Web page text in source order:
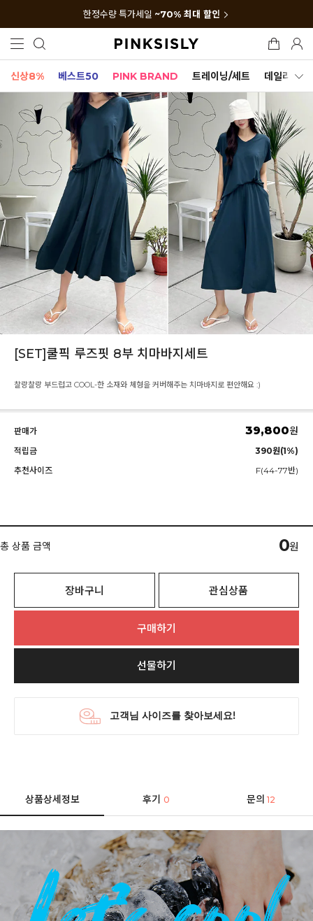
한정수량 특가세일 ~70% 최대 할인
신상8% 베스트50 PINK BRAND 트레이닝/세트 데일리세트
[SET]쿨픽 루즈핏 8부 치마바지세트
찰랑찰랑 부드럽고 COOL-한 소재와 체형을 커버해주는 치마바지로 편안해요 :)
판매가 39,800원
적립금
390원(1%)
추천사이즈
F(44-77반)
총 상품 금액 0원
장바구니 관심상품
구매하기
선물하기
상품상세정보 후기0 문의 12